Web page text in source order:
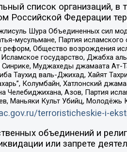
список организаций, в
Российской Федерации
Шура Объединенных сил
мусульмане, Партия
реформ, Общество возрождения
государство, Джабха
Синрике, Муджахеды джамаата Ат-
Таухид валь-Джихад, Хайят
Колумбайн, Хатлонский
Челебиджихана, Азов, Партия
Маньяки Культ Убийц, Молодёжь
terroristicheskie-i-
объединений и
или запрете